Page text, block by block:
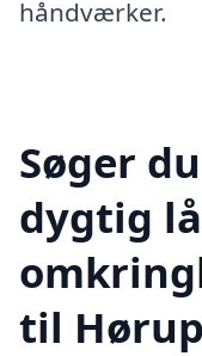
håndværker.
Søger
dygtig
til